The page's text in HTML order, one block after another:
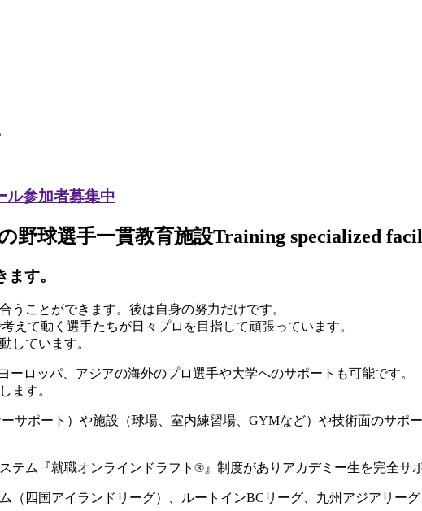
ル参加者募集中
野球選手一貫教育施設Training specialized
ます。
うことができます。後は自身の努力だけです。
えて動く選手たちが日々プロを目指して頑張っています。
しています。
ロッパ、アジアの海外のプロ選手や大学へのサポートも可能です。
ます。
サポート）や施設（球場、室内練習場、GYMなど）や技術面のサポ
テム『就職オンラインドラフト®』制度がありアカデミー生を完全サ
（四国アイランドリーグ）、ルートインBCリーグ、九州アジアリー